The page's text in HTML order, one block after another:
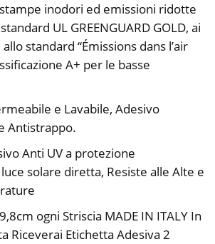
inodori ed emissioni ridotte
UL GREENGUARD GOLD, ai
standard “Émissions dans l’air
A+ per le basse
e Lavabile, Adesivo
Antistrappo.
Anti UV a protezione
solare diretta, Resiste alle Alte e
ogni Striscia MADE IN ITALY In
Riceverai Etichetta Adesiva 2